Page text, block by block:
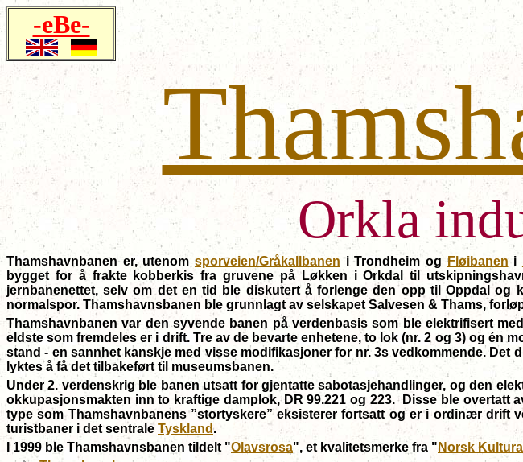
-eBe-
Orkla
Thamshavnbanen er, utenom sporveien/Gråkallbanen i Trondheim og Fløibanen i
bygget for å frakte kobberkis fra gruvene på Løkken i Orkdal til
jernbanenettet, selv om det en tid ble diskutert å forlenge den opp til Oppdal og
normalspor. Thamshavnsbanen ble grunnlagt av selskapet Salvesen & Thams,
Thamshavnbanen var den syvende banen på verdenbasis som ble elektrifisert
eldste som fremdeles er i drift. Tre av de bevarte enhetene, to lok (nr. 2 og 3) og
stand - en sannhet kanskje med visse modifikasjoner for nr. 3s vedkommende.
lyktes å få det tilbakeført til museumsbanen.
Under 2. verdenskrig ble banen utsatt for gjentatte sabotasjehandlinger, og den
okkupasjonsmakten inn to kraftige damplok, DR 99.221 og 223. Disse ble overtatt
type som Thamshavnbanens ”stortyskere” eksisterer fortsatt og er i ordinær drift
turistbaner i det sentrale Tyskland.
I 1999 ble Thamshavnsbanen tildelt "Olavsrosa", et kvalitetsmerke fra " Norsk